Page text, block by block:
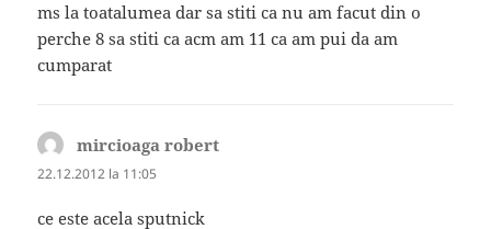
ms la toatalumea dar sa stiti ca nu am facut din o
perche 8 sa stiti ca acm am 11 ca am pui da am
cumparat
mircioaga robert
22.12.2012 la 11:05
ce este acela sputnick